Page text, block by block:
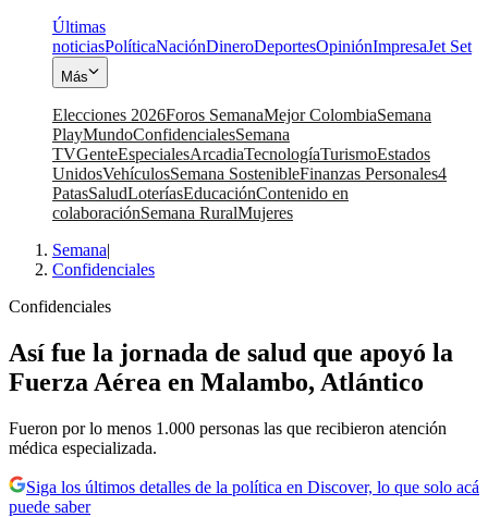
Últimas
noticiasPolíticaNaciónDineroDeportesOpiniónImpresaJet Set
Más
Elecciones 2026Foros SemanaMejor ColombiaSemana
PlayMundoConfidencialesSemana
TVGenteEspecialesArcadiaTecnologíaTurismoEstados
UnidosVehículosSemana SostenibleFinanzas Personales4
PatasSaludLoteríasEducaciónContenido en
colaboraciónSemana RuralMujeres
Semana|
Confidenciales
Confidenciales
Así fue la jornada de salud que apoyó la
Fuerza Aérea en Malambo, Atlántico
Fueron por lo menos 1.000 personas las que recibieron atención
médica especializada.
Siga los últimos detalles de la política en Discover, lo que solo acá
puede saber